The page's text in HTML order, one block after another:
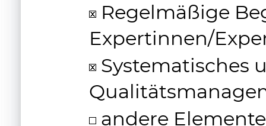
Regelmäßige
Expertinnen/
Systematisches
andere